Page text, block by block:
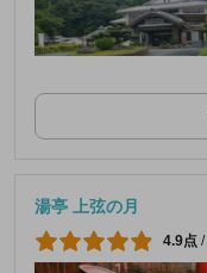
湯亭 上弦の月
4.9点 /